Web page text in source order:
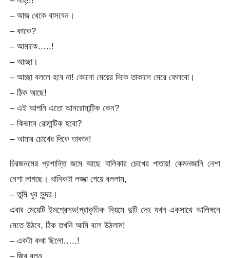
– আজ থেকে বাসবেন।
– কাকে?
– আমাকে…..!
– আচ্ছা।
– আচ্ছা বললে হবে না! কোনো মেয়ের দিকে তাকালে মেরে ফেলবো।
– ঠিক আছে!
– এই আপনি এতো আনরোমান্টিক কেন?
– কিভাবে রোমান্টিক হবো?
– আমার চোখের দিকে তাকান!
চিরজনমের প্রশান্তি জমে আছে বালিকার চোখের পাতায়! কেমনজানি নেশা
নেশা লাগছে। খানিকটা লজ্জা পেয়ে বললাম,
– তুমি খুব সুন্দর।
এবার মেয়েটি ইমপ্রেসড!প্রাকৃতিক নিয়মে দুটি দেহ যখন একসাথে আলিঙ্গনে
মেতে উঠবে, ঠিক তখনি আমি বলে উঠলাম!
– একটা কথা ছিলো…..!
– জ্বি বলুন…..